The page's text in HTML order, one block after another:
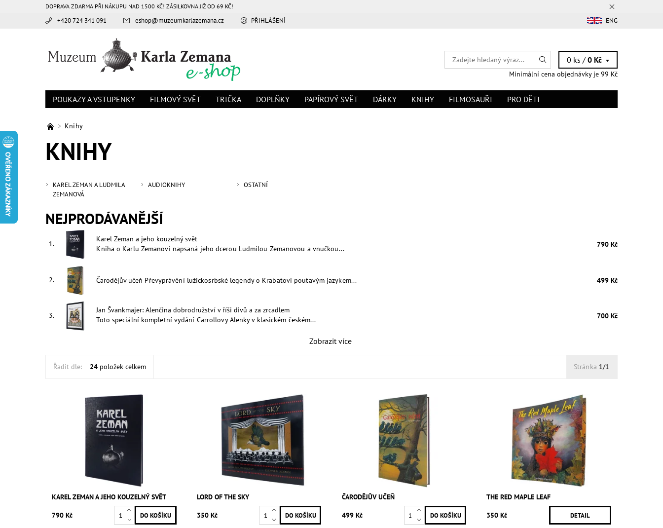
DOPRAVA ZDARMA PŘI NÁKUPU NAD 1500 KČ! ZÁSILKOVNA JIŽ OD 69 KČ!
+420 724 341 091 eshop@muzeumkarlazemana.cz ENG
PŘIHLÁŠENÍ
0 ks /0 Kč
Minimální cena objednávky je 99 Kč
POUKAZY A VSTUPENKY FILMOVÝ SVĚT TRIČKA DOPLŇKY PAPÍROVÝ SVĚT DÁRKY KNIHY FILMOSAUŘI PRO DĚTI
Knihy
KNIHY
KAREL ZEMAN A LUDMILA
ZEMANOVÁ
AUDIOKNIHY OSTATNÍ
NEJPRODÁVANĚJŠÍ
1.
Karel Zeman a jeho kouzelný svět
Kniha o Karlu Zemanovi napsaná jeho dcerou Ludmilou Zemanovou a vnučkou...
790 Kč
2. Čarodějův učeň Převyprávění lužickosrbské legendy o Krabatovi poutavým jazykem... 499 Kč
3.
Jan Švankmajer: Alenčina dobrodružství v říši divů a za zrcadlem
Toto speciální kompletní vydání Carrollovy Alenky v klasickém českém...
700 Kč
Zobrazit více
Řadit dle: 24položek celkem Stránka 1/1
KAREL ZEMAN A JEHO KOUZELNÝ SVĚT
790 Kč
LORD OF THE SKY
350 Kč
ČARODĚJŮV UČEŇ
499 Kč
THE RED MAPLE LEAF
350 Kč DETAIL